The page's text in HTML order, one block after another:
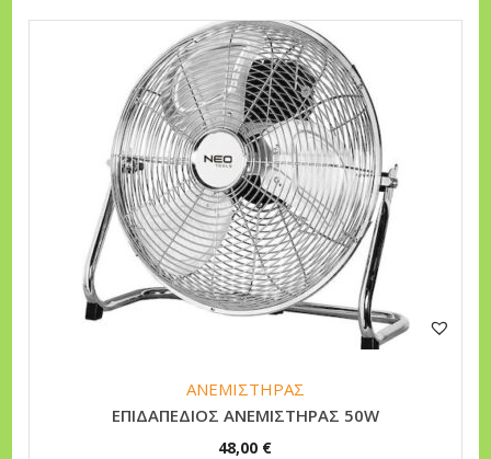
ΑΝΕΜΙΣΤΗΡΑΣ
ΕΠΙΔΑΠΕΔΙΟΣ ΑΝΕΜΙΣΤΗΡΑΣ 50W
48,00 €